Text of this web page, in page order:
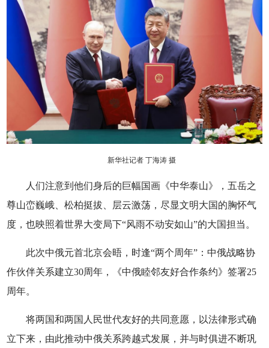
新华社记者 丁海涛 摄
人们注意到他们身后的巨幅国画《中华泰山》，五岳之
尊山峦巍峨、松柏挺拔、层云激荡，尽显文明大国的胸怀气
度，也映照着世界大变局下“风雨不动安如山”的大国担当。
此次中俄元首北京会晤，时逢“两个周年”：中俄战略协
作伙伴关系建立30周年，《中俄睦邻友好合作条约》签署25
周年。
将两国和两国人民世代友好的共同意愿，以法律形式确
立下来，由此推动中俄关系跨越式发展，并与时俱进不断巩